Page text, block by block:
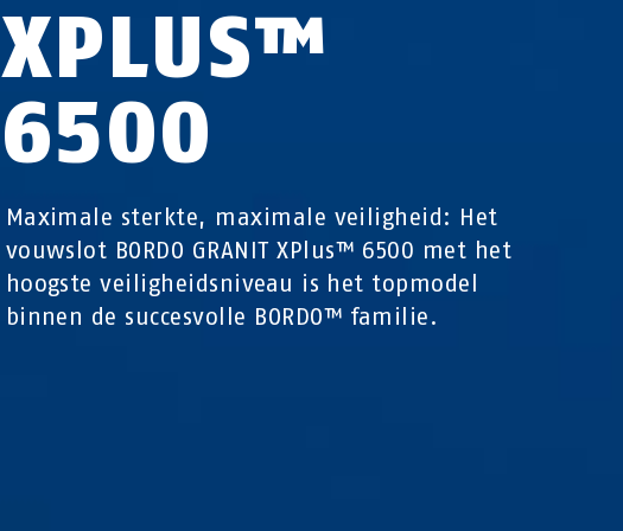
XPLUS™
6500
Maximale sterkte, maximale veiligheid: Het
vouwslot BORDO GRANIT XPlus™ 6500 met het
hoogste veiligheidsniveau is het topmodel
binnen de succesvolle BORDO™ familie.